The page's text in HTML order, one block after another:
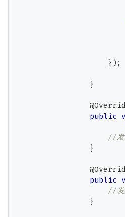
} ) ;
}
public
//发
}
public
//发
}